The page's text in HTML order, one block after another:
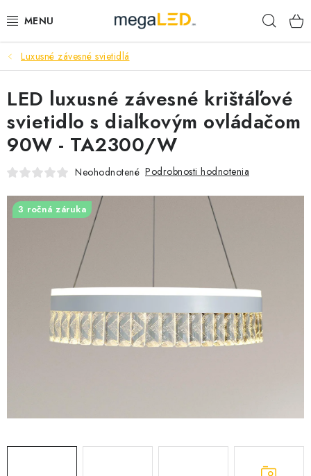
na
PRIEMYSEL
SVIETIDLÁ
ŽIAROVKY A TRUBICE
PRACOVNÉ SVIETIDLÁ
ELEKTROMATERIÁL
SAMSUNG SVIETIDLÁ
SOLÁRNE SYSTÉMY
SEZÓNNE VÝPREDAJE POĽNOPOTREBY
OBCHODNÉ PODMIENKY
Luxusné závesné svietidlá
LED luxusné závesné krištáľové
svietidlo s diaľkovým ovládačom
90W - TA2300/W
Neohodnotené Podrobnosti hodnotenia
3 ročná záruka